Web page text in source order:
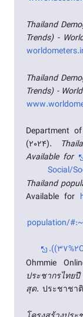
Thailand
Trends) -
Thailand
Trends) -
Department
(2024).
Available for
Social/
Thailand
Available for
population/
Ohmmie
ประชากรไทย
สุด. ประชาชา